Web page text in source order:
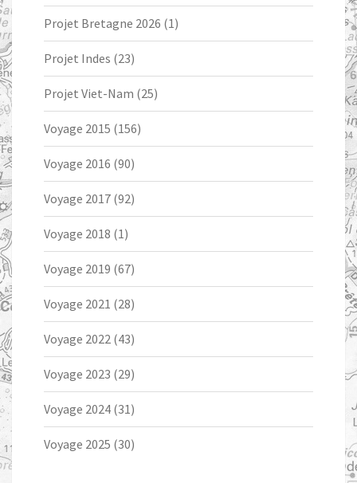
Projet Bretagne 2026 (1)
Projet Indes (23)
Projet Viet-Nam (25)
Voyage 2015 (156)
Voyage 2016 (90)
Voyage 2017 (92)
Voyage 2018 (1)
Voyage 2019 (67)
Voyage 2021 (28)
Voyage 2022 (43)
Voyage 2023 (29)
Voyage 2024 (31)
Voyage 2025 (30)